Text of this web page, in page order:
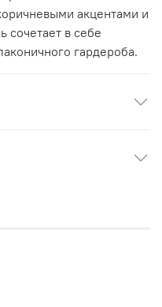
акцентами и
сочетает в себе
гардероба.